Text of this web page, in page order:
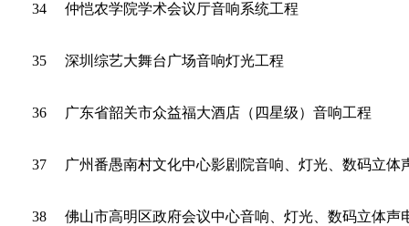
34 仲恺农学院学术会议厅音响系统工程
35 深圳综艺大舞台广场音响灯光工程
36 广东省韶关市众益福大酒店（四星级）音响工程
37 广州番愚南村文化中心影剧院音响、灯光、数码立体
38 佛山市高明区政府会议中心音响、灯光、数码立体声